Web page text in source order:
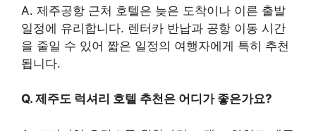
A. 제주공항 근처 호텔은 늦은 도착이나 이른 출발
일정에 유리합니다. 렌터카 반납과 공항 이동 시간
을 줄일 수 있어 짧은 일정의 여행자에게 특히 추천
됩니다.
Q. 제주도 럭셔리 호텔 추천은 어디가 좋은가요?